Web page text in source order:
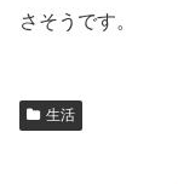
さそうです。
生活